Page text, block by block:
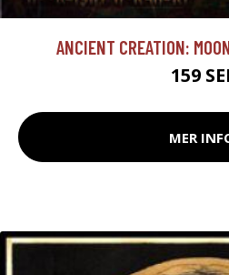
ANCIENT CREATION:
159
MER